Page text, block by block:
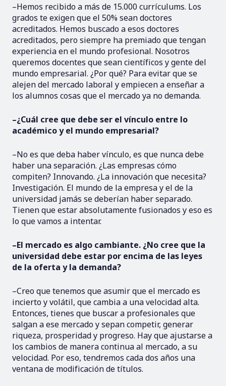
–Hemos recibido a más de 15.000 currículums. Los
grados te exigen que el 50% sean doctores
acreditados. Hemos buscado a esos doctores
acreditados, pero siempre ha premiado que tengan
experiencia en el mundo profesional. Nosotros
queremos docentes que sean científicos y gente del
mundo empresarial. ¿Por qué? Para evitar que se
alejen del mercado laboral y empiecen a enseñar a
los alumnos cosas que el mercado ya no demanda.
–¿Cuál cree que debe ser el vínculo entre lo
académico y el mundo empresarial?
–No es que deba haber vínculo, es que nunca debe
haber una separación. ¿Las empresas cómo
compiten? Innovando. ¿La innovación que necesita?
Investigación. El mundo de la empresa y el de la
universidad jamás se deberían haber separado.
Tienen que estar absolutamente fusionados y eso es
lo que vamos a intentar.
–El mercado es algo cambiante. ¿No cree que la
universidad debe estar por encima de las leyes
de la oferta y la demanda?
–Creo que tenemos que asumir que el mercado es
incierto y volátil, que cambia a una velocidad alta.
Entonces, tienes que buscar a profesionales que
salgan a ese mercado y sepan competir, generar
riqueza, prosperidad y progreso. Hay que ajustarse a
los cambios de manera continua al mercado, a su
velocidad. Por eso, tendremos cada dos años una
ventana de modificación de títulos.